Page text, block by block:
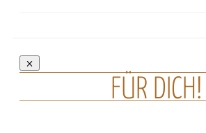
FÜR DICH!